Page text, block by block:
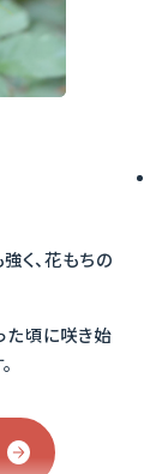
く、花もちの
た頃に咲き始